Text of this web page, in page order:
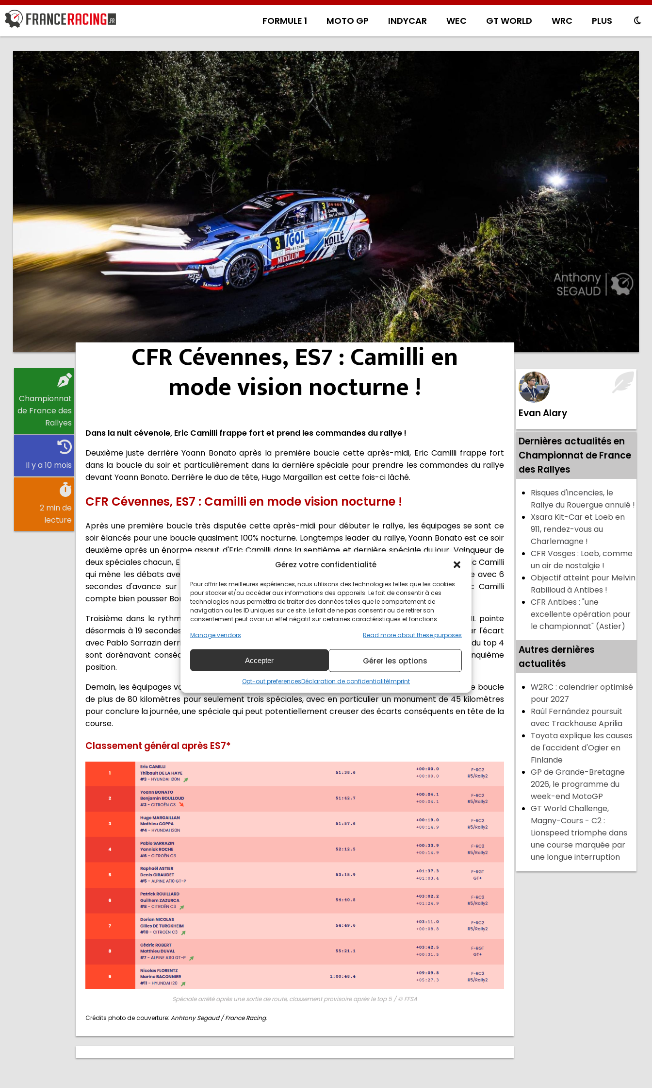
Gérez votre confidentialité
Pour offrir les meilleures expériences, nous utilisons des technologies telles que les cookies
pour stocker et/ou accéder aux informations des appareils. Le fait de consentir à ces
technologies nous permettra de traiter des données telles que le comportement de
navigation ou les ID uniques sur ce site. Le fait de ne pas consentir ou de retirer son
consentement peut avoir un effet négatif sur certaines caractéristiques et fonctions.
Manage vendors
Read more about these purposes
Accepter Gérer les options
Opt-out preferencesDéclaration de confidentialitéImprint
FORMULE 1 MOTO GP INDYCAR WEC GT WORLD WRC PLUS
Championnat
de France des
Rallyes
Il y a 10 mois
2 min de
lecture
CFR Cévennes, ES7 : Camilli en
mode vision nocturne !
Dans la nuit cévenole, Eric Camilli frappe fort et prend les commandes du rallye !
Deuxième juste derrière Yoann Bonato après la première boucle cette après-midi, Eric Camilli frappe fort
dans la boucle du soir et particulièrement dans la dernière spéciale pour prendre les commandes du rallye
devant Yoann Bonato. Derrière le duo de tête, Hugo Margaillan est cette fois-ci lâché.
CFR Cévennes, ES7 : Camilli en mode vision nocturne !
Après une première boucle très disputée cette après-midi pour débuter le rallye, les équipages se sont ce
soir élancés pour une boucle quasiment 100% nocturne. Longtemps leader du rallye, Yoann Bonato est ce soir
deuxième après un énorme assaut d'Eric Camilli dans la septième et dernière spéciale du jour. Vainqueur de
deux spéciales chacun, Eric Camilli et Yoann Bonato se rendent coup pour coup, mais ce soir, c'est Eric Camilli
qui mène les débats avec 4,1 secondes d'avance, grâce à un chrono canon dans l'ES7 qu'il remporte avec 6
secondes d'avance sur Yoann Bonato ! Encore mathématiquement en course pour le titre, Eric Camilli
compte bien pousser Bonato à la faute pour encore avoir une chance au Rallye du Var.
Troisième dans le rythme cette après-midi, Hugo Margaillan lâche du terrain puisque le pilote CHL pointe
désormais à 19 secondes de la tête de course, mais Margaillan se donne également un peu d'air car l'écart
avec Pablo Sarrazin derrière est désormais plus grand. Comme cette après-midi, les écarts au-delà du top 4
sont dorénavant conséquents avec Raphaël Astier à son tour au-delà de la minute trente en cinquième
position.
Demain, les équipages vont s'attaquer au plus gros morceau de ce Critérium des Cévennes avec une boucle
de plus de 80 kilomètres pour seulement trois spéciales, avec en particulier un monument de 45 kilomètres
pour conclure la journée, une spéciale qui peut potentiellement creuser des écarts conséquents en tête de la
course.
Classement général après ES7*
Spéciale arrêté après une sortie de route, classement provisoire après le top 5 / © FFSA
Crédits photo de couverture: Anhtony Segaud / France Racing.
Evan Alary
Dernières actualités en
Championnat de France
des Rallyes
Risques d'incencies, le
Rallye du Rouergue annulé !
Xsara Kit-Car et Loeb en
911, rendez-vous au
Charlemagne !
CFR Vosges : Loeb, comme
un air de nostalgie !
Objectif atteint pour Melvin
Rabilloud à Antibes !
CFR Antibes : "une
excellente opération pour
le championnat" (Astier)
Autres dernières
actualités
W2RC : calendrier optimisé
pour 2027
Raúl Fernández poursuit
avec Trackhouse Aprilia
Toyota explique les causes
de l'accident d'Ogier en
Finlande
GP de Grande-Bretagne
2026, le programme du
week-end MotoGP
GT World Challenge,
Magny-Cours - C2 :
Lionspeed triomphe dans
une course marquée par
une longue interruption